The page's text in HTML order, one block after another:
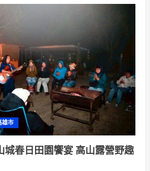
雄市
城春日田園饗宴 高山露營野趣